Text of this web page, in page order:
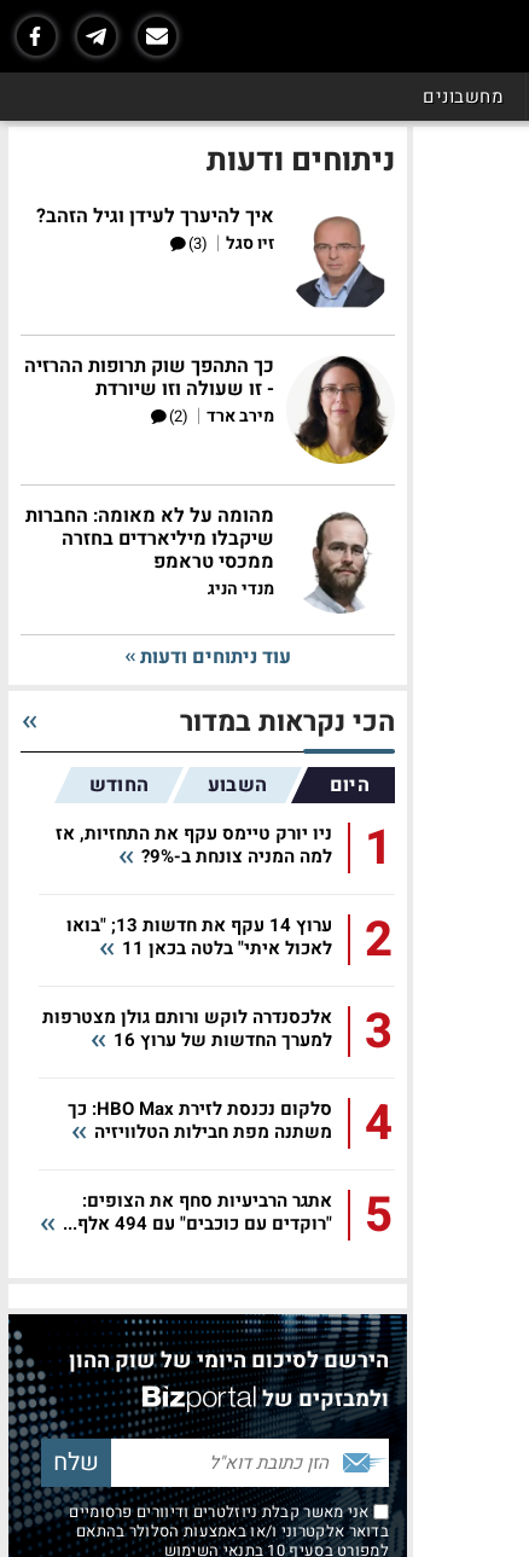
מחשבונים
ניתוחים ודעות
איך להיערך לעידן וגיל הזהב?
זיו סגל |
(3)
כך התהפך שוק תרופות ההרזיה
- זו שעולה וזו שיורדת
מירב ארד |
(2)
מהומה על לא מאומה: החברות
שיקבלו מיליארדים בחזרה
ממכסי טראמפ
מנדי הניג
עוד ניתוחים ודעות
הכי נקראות במדור
היום השבוע החודש
1
ניו יורק טיימס עקף את התחזיות, אז
למה המניה צונחת ב-9%?
2
ערוץ 14 עקף את חדשות 13; "בואו
לאכול איתי" בלטה בכאן 11
3
אלכסנדרה לוקש ורותם גולן מצטרפות
למערך החדשות של ערוץ 16
4
סלקום נכנסת לזירת HBO Max: כך
משתנה מפת חבילות הטלוויזיה
5
אתגר הרביעיות סחף את הצופים:
"רוקדים עם כוכבים" עם 494 אלף...
הירשם לסיכום היומי של שוק ההון
ולמבזקים של
אני מאשר קבלת ניוזלטרים ודיוורים פרסומיים
בדואר אלקטרוני ו/או באמצעות הסלולר בהתאם
למפורט בסעיף 10 בתנאי השימוש